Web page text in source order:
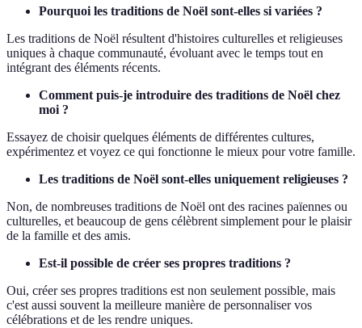
Pourquoi les traditions de Noël sont-elles si variées ?
Les traditions de Noël résultent d'histoires culturelles et religieuses
uniques à chaque communauté, évoluant avec le temps tout en
intégrant des éléments récents.
Comment puis-je introduire des traditions de Noël chez
moi ?
Essayez de choisir quelques éléments de différentes cultures,
expérimentez et voyez ce qui fonctionne le mieux pour votre famille.
Les traditions de Noël sont-elles uniquement religieuses ?
Non, de nombreuses traditions de Noël ont des racines païennes ou
culturelles, et beaucoup de gens célèbrent simplement pour le plaisir
de la famille et des amis.
Est-il possible de créer ses propres traditions ?
Oui, créer ses propres traditions est non seulement possible, mais
c'est aussi souvent la meilleure manière de personnaliser vos
célébrations et de les rendre uniques.